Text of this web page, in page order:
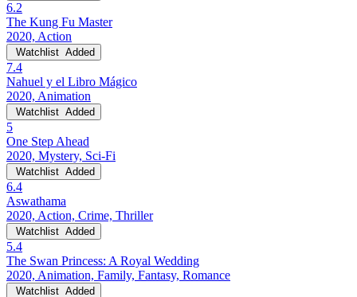
6.2
The Kung Fu Master
2020, Action
Watchlist Added
7.4
Nahuel y el Libro Mágico
2020, Animation
Watchlist Added
5
One Step Ahead
2020, Mystery, Sci-Fi
Watchlist Added
6.4
Aswathama
2020, Action, Crime, Thriller
Watchlist Added
5.4
The Swan Princess: A Royal Wedding
2020, Animation, Family, Fantasy, Romance
Watchlist Added